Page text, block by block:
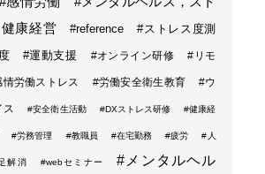
康経営
#reference
#ストレス度測
#運動支援 #オンライン研修 #リモ
情労働ストレス #労働安全衛生教育 #ウ
ス #安全衛生活動 #DXストレス研修 #健康経
#労務管理 #教職員 #在宅勤務 #疲労 #人
解消 #webセミナー
#メンタルヘル